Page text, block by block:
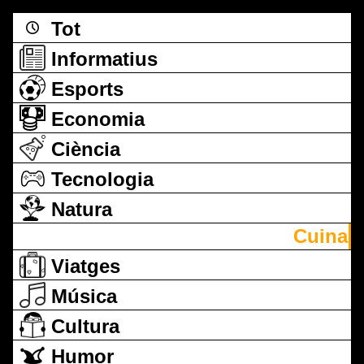
Tot
Informatius
Esports
Economia
Ciència
Tecnologia
Natura
Cuina
Viatges
Música
Cultura
Humor